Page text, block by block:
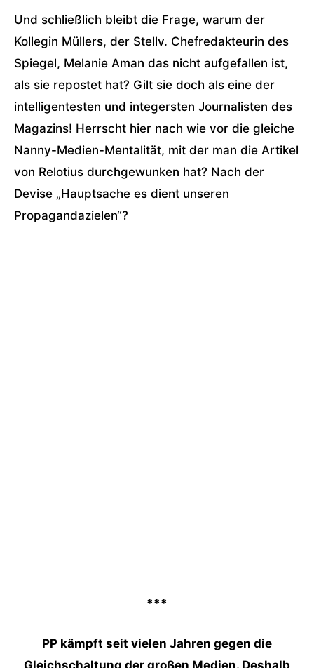
Und schließlich bleibt die Frage, warum der
Kollegin Müllers, der Stellv. Chefredakteurin des
Spiegel, Melanie Aman das nicht aufgefallen ist,
als sie repostet hat? Gilt sie doch als eine der
intelligentesten und integersten Journalisten des
Magazins! Herrscht hier nach wie vor die gleiche
Nanny-Medien-Mentalität, mit der man die Artikel
von Relotius durchgewunken hat? Nach der
Devise „Hauptsache es dient unseren
Propagandazielen“?
***
PP kämpft seit vielen Jahren gegen die